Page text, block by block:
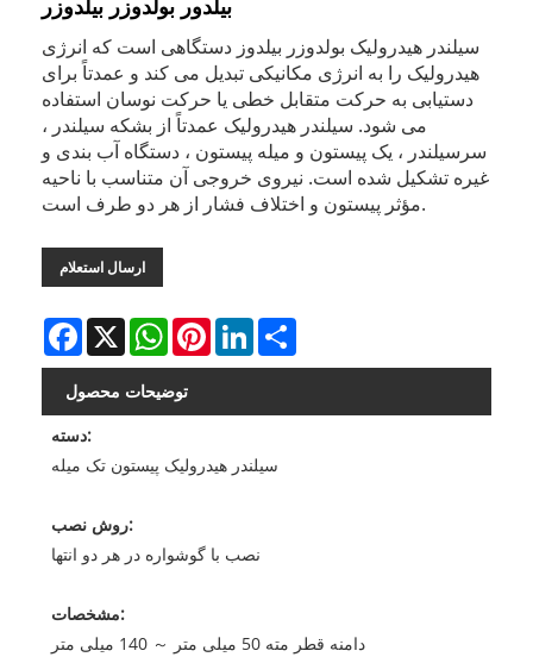
بیلدور بولدوزر بیلدوزر
سیلندر هیدرولیک بولدوزر بیلدوز دستگاهی است که انرژی
هیدرولیک را به انرژی مکانیکی تبدیل می کند و عمدتاً برای
دستیابی به حرکت متقابل خطی یا حرکت نوسان استفاده
می شود. سیلندر هیدرولیک عمدتاً از بشکه سیلندر ،
سرسیلندر ، یک پیستون و میله پیستون ، دستگاه آب بندی و
غیره تشکیل شده است. نیروی خروجی آن متناسب با ناحیه
مؤثر پیستون و اختلاف فشار از هر دو طرف است.
ارسال استعلام
Facebook
X WhatsAppPinterestLinkedIn
توضیحات محصول
دسته:
سیلندر هیدرولیک پیستون تک میله
روش نصب:
نصب با گوشواره در هر دو انتها
مشخصات:
دامنه قطر مته 50 میلی متر ～ 140 میلی متر